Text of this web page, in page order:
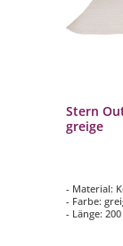
Stern
greige
- Material:
- Farbe:
- Länge: